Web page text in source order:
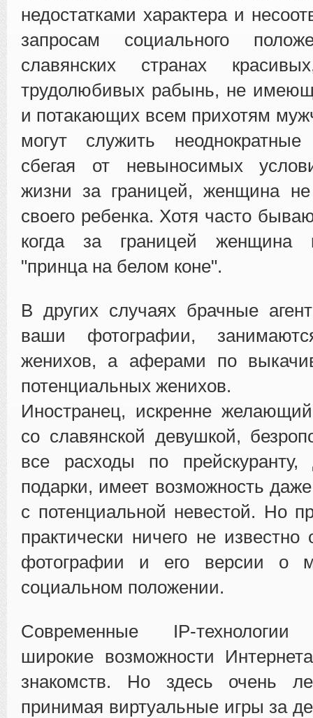
недостатками характера и
запросам социального
славянских странах
трудолюбивых рабынь, не
и потакающих всем прихотям
могут служить
сбегая от невыносимых
жизни за границей, женщина
своего ребенка. Хотя часто
когда за границей женщина
"принца на белом коне".
В других случаях брачные
ваши фотографии,
женихов, а аферами по
потенциальных женихов.
Иностранец, искренне
со славянской девушкой,
все расходы по прейскуранту,
подарки, имеет возможность
с потенциальной невестой. Но
практически ничего не
фотографии и его версии о
социальном положении.
Современные IP-технологии
широкие возможности
знакомств. Но здесь очень
принимая виртуальные игры за